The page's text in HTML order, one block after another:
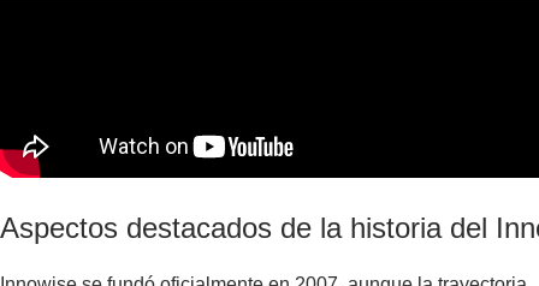
Aspectos destacados de la historia del